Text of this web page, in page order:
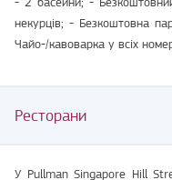
некурців; - Безкоштовна
Чайо-/кавоварка у всіх
Ресторани
У Pullman Singapore Hill